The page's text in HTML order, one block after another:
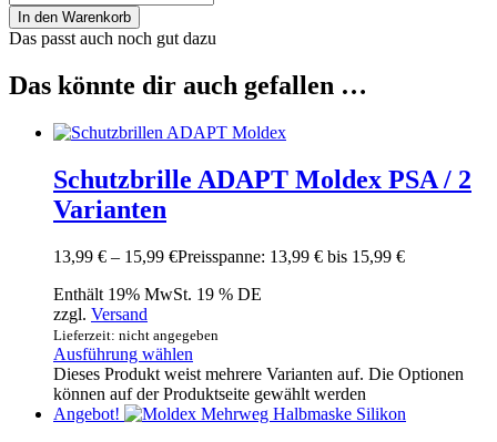
In den Warenkorb
Das passt auch noch gut dazu
Das könnte dir auch gefallen …
Schutzbrille ADAPT Moldex PSA / 2
Varianten
13,99 € – 15,99 €Preisspanne: 13,99 € bis 15,99 €
Enthält 19% MwSt. 19 % DE
zzgl. Versand
Lieferzeit: nicht angegeben
Ausführung wählen
Dieses Produkt weist mehrere Varianten auf. Die Optionen
können auf der Produktseite gewählt werden
Angebot!